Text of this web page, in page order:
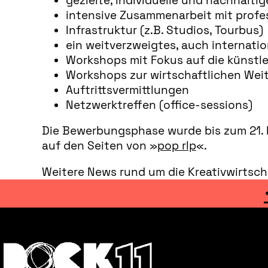
intensive Zusammenarbeit mit
Infrastruktur (z.B. Studios, Tourbus)
ein weitverzweigtes, auch
Workshops mit Fokus auf die
Workshops zur wirtschaftlichen
Auftrittsvermittlungen
Netzwerktreffen (office-sessions)
Die Bewerbungsphase wurde bis zum
auf den Seiten von »pop rlp«.
Weitere News rund um die